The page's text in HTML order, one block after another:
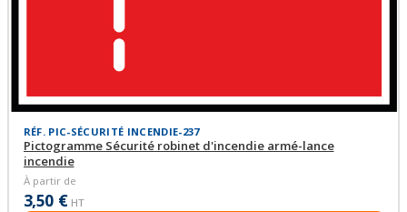
RÉF. PIC-SÉCURITÉ INCENDIE-237
Pictogramme Sécurité robinet d'incendie armé-lance
incendie
À partir de
3,50 € HT